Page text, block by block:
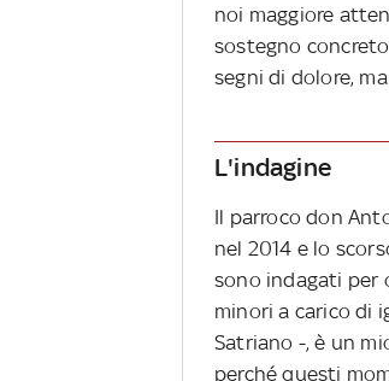
noi maggiore
sostegno
segni di dolore,
L'indagine
Il parroco don
nel 2014 e lo
sono indagati per
minori a carico di
Satriano -, è un
perché questi